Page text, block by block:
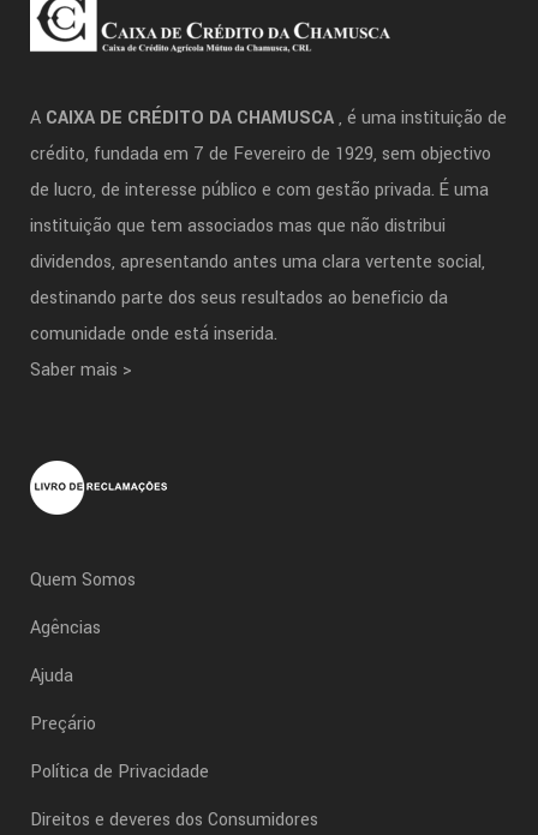
A CAIXA DE CRÉDITO DA CHAMUSCA, é uma instituição de
crédito, fundada em 7 de Fevereiro de 1929, sem objectivo
de lucro, de interesse público e com gestão privada. É uma
instituição que tem associados mas que não distribui
dividendos, apresentando antes uma clara vertente social,
destinando parte dos seus resultados ao beneficio da
comunidade onde está inserida.
Saber mais >
Quem Somos
Agências
Ajuda
Preçário
Política de Privacidade
Direitos e deveres dos Consumidores